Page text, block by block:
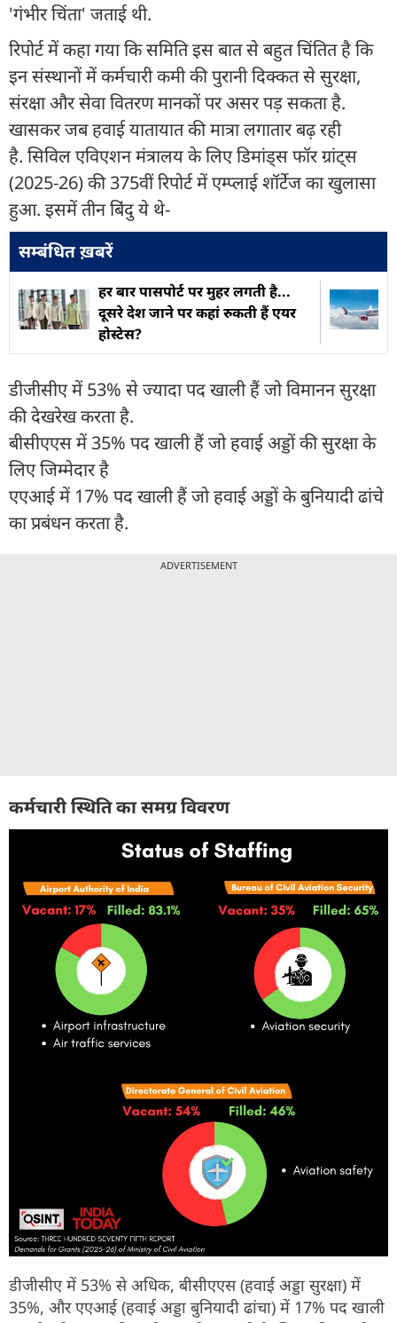
'गंभीर चिंता' जताई थी.
रिपोर्ट में कहा गया कि समिति इस बात से बहुत चिंतित है कि
इन संस्थानों में कर्मचारी कमी की पुरानी दिक्कत से सुरक्षा,
संरक्षा और सेवा वितरण मानकों पर असर पड़ सकता है.
खासकर जब हवाई यातायात की मात्रा लगातार बढ़ रही
है. सिविल एविएशन मंत्रालय के लिए डिमांड्स फॉर ग्रांट्स
(2025-26) की 375वीं रिपोर्ट में एम्प्लाई शॉर्टेज का खुलासा
हुआ. इसमें तीन ब‍िंदु ये थे-
सम्बंधित ख़बरें
हर बार पासपोर्ट पर मुहर लगती है...
दूसरे देश जाने पर कहां रुकती हैं एयर
होस्टेस?
डीजीसीए में 53% से ज्यादा पद खाली हैं जो विमानन सुरक्षा
की देखरेख करता है.
बीसीएएस में 35% पद खाली हैं जो हवाई अड्डों की सुरक्षा के
लिए जिम्मेदार है
एएआई में 17% पद खाली हैं जो हवाई अड्डों के बुनियादी ढांचे
का प्रबंधन करता है.
ADVERTISEMENT
कर्मचारी स्थिति का समग्र विवरण
डीजीसीए में 53% से अधिक, बीसीएएस (हवाई अड्डा सुरक्षा) में
35%, और एएआई (हवाई अड्डा बुनियादी ढांचा) में 17% पद खाली